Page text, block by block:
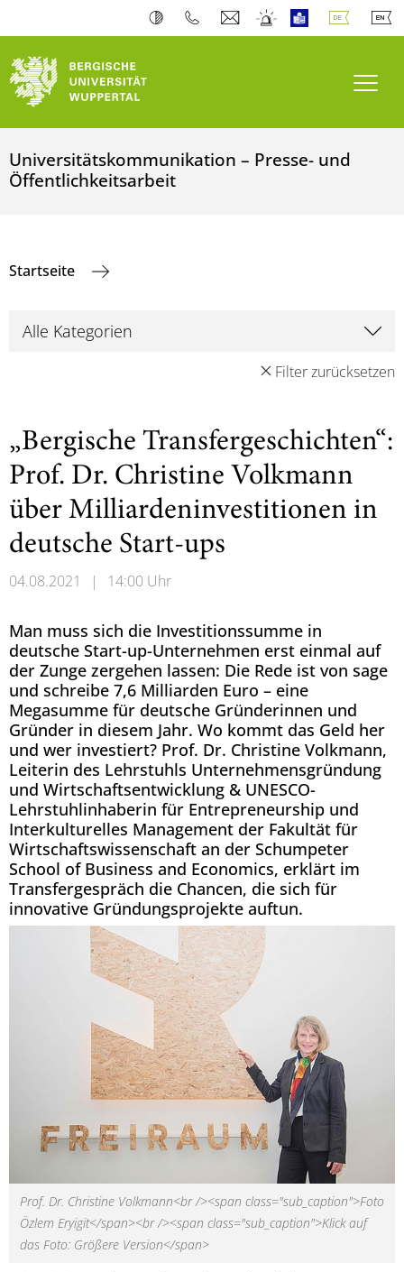
Universitätskommunikation – Presse- und
Öffentlichkeitsarbeit
Startseite
Filter zurücksetzen
„Bergische Transfergeschichten“:
Prof. Dr. Christine Volkmann
über Milliardeninvestitionen in
deutsche Start-ups
04.08.2021 | 14:00 Uhr
Man muss sich die Investitionssumme in
deutsche Start-up-Unternehmen erst einmal auf
der Zunge zergehen lassen: Die Rede ist von sage
und schreibe 7,6 Milliarden Euro – eine
Megasumme für deutsche Gründerinnen und
Gründer in diesem Jahr. Wo kommt das Geld her
und wer investiert? Prof. Dr. Christine Volkmann,
Leiterin des Lehrstuhls Unternehmensgründung
und Wirtschaftsentwicklung & UNESCO-
Lehrstuhlinhaberin für Entrepreneurship und
Interkulturelles Management der Fakultät für
Wirtschaftswissenschaft an der Schumpeter
School of Business and Economics, erklärt im
Transfergespräch die Chancen, die sich für
innovative Gründungsprojekte auftun.
Prof. Dr. Christine Volkmann<br /><span class="sub_caption">Foto
Özlem Eryigit</span><br /><span class="sub_caption">Klick auf
das Foto: Größere Version</span>